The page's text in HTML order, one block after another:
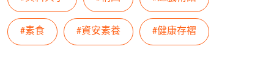
#素食 #資安素養 #健康存褶